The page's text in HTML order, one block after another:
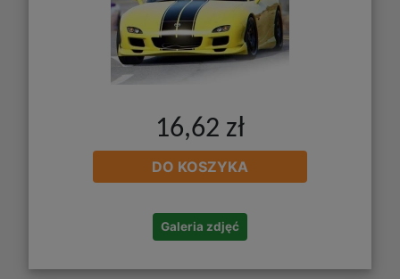
16,62 zł
DO KOSZYKA
Galeria zdjęć